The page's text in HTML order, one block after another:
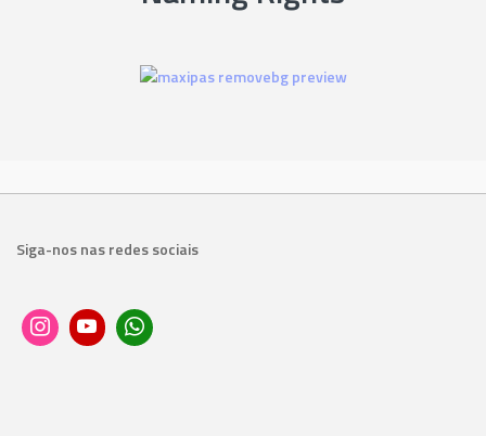
Siga-nos nas redes sociais